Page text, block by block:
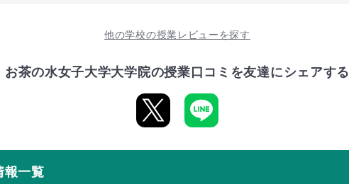
他の学校の授業レビューを探す
お茶の水女子大学大学院の授業口コミを友達にシェアする
報一覧